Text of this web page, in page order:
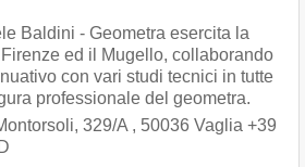
Baldini - Geometra esercita la
ed il Mugello, collaborando
con vari studi tecnici in tutte
professionale del geometra.
329/A , 50036 Vaglia +39